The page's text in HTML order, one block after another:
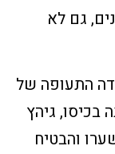
גם לא
התעופה של
בכיסו, גיהץ
והבטיח